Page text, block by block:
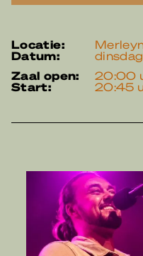
locatie:
datum:
zaal open:
20:00
start: 20:45